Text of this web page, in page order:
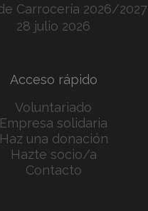
Carrocería 2026/2027
28 julio 2026
Acceso rápido
Voluntariado
Empresa solidaria
Haz una donación
Hazte socio/a
Contacto